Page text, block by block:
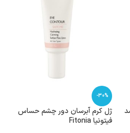
-30%
ژل کرم آبرسان دور چشم حساس
فیتونیا Fitonia